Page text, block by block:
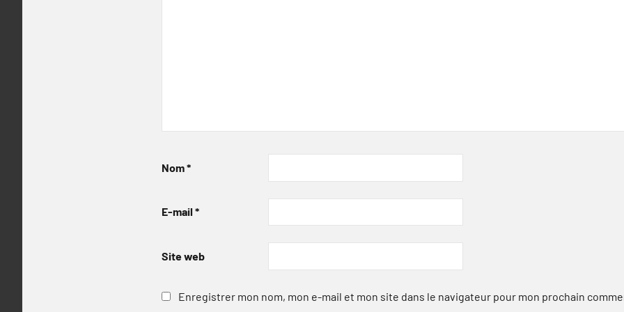
Nom*
E-mail *
Site web
Enregistrer mon nom, mon e-mail et mon site dans le navigateur pour mon prochain